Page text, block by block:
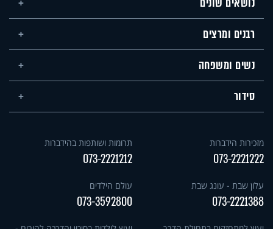
נושאים שונים
רבנים ומרצים
נשים ומשפחה
סידור
מזכירות הידברות
073-2221222
תרומות ושותפות בהידברות
073-2221212
עלון שבת - עונג שבת
073-2221388
עולם הילדים
073-3592800